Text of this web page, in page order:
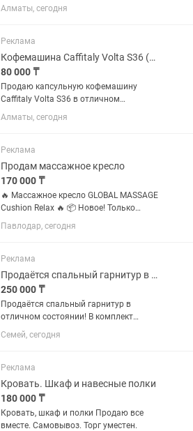
✅ Полный комплект: коробка, пульт,
кабели, документы. ✅ Отлично
презентаций. ✅ Яркое и...
Алматы, сегодня
Реклама
Кофемашина Caffitaly Volta S36 (белая)
80 000 ₸
Продаю капсульную кофемашину
Caffitaly Volta S36 в отличном
состоянии. Работает идеально, без
нареканий — просто перешли на другой
Caffitaly — эспрессо как в...
Алматы, сегодня
Реклама
Продам массажное кресло
170 000 ₸
🔥 Массажное кресло GLOBAL MASSAGE
Cushion Relax 🔥 📦 Новое! Только
вскрыто, не использовалось. Подарите
себе полноценный массаж прямо у
поясницы ✅...
Павлодар, сегодня
Реклама
Продаётся спальный гарнитур в отличном состоянии!
250 000 ₸
Продаётся спальный гарнитур в
отличном состоянии! В комплект
входит: 🛏️ Двуспальная кровать 🛌
Ортопедический матрас 🚪
Пуфик 💄 Туалетный столик
РЕАЛЬНОМУ КЛИЕНТУ...
Семей, сегодня
Реклама
Кровать. Шкаф и навесные полки
180 000 ₸
Кровать, шкаф и полки Продаю все
вместе. Самовывоз. Торг уместен.